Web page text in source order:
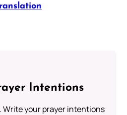
Intentions
Write your prayer intentions